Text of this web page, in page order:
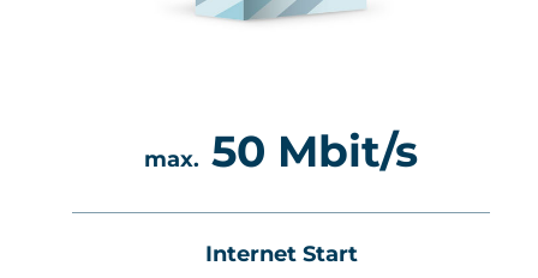
max. 50 Mbit/s
Internet Start